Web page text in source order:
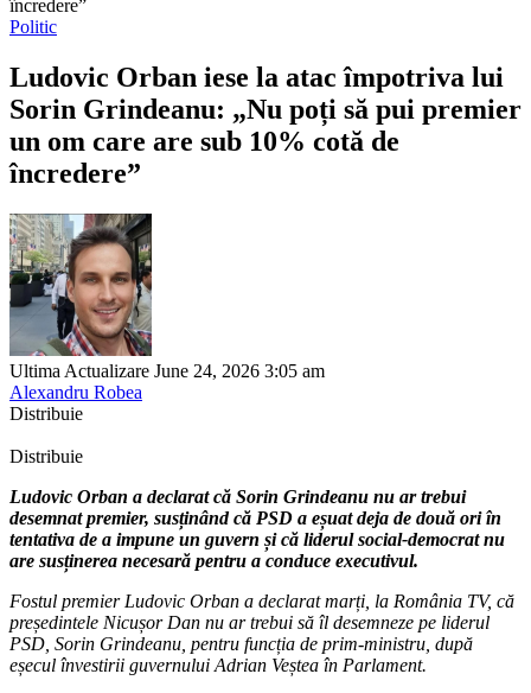
încredere”
Politic
Ludovic Orban iese la atac împotriva lui
Sorin Grindeanu: „Nu poți să pui premier
un om care are sub 10% cotă de
încredere”
Ultima Actualizare June 24, 2026 3:05 am
Alexandru Robea
Distribuie
Distribuie
Ludovic Orban a declarat că Sorin Grindeanu nu ar trebui
desemnat premier, susținând că PSD a eșuat deja de două ori în
tentativa de a impune un guvern și că liderul social-democrat nu
are susținerea necesară pentru a conduce executivul.
Fostul premier Ludovic Orban a declarat marți, la România TV, că
președintele Nicușor Dan nu ar trebui să îl desemneze pe liderul
PSD, Sorin Grindeanu, pentru funcția de prim-ministru, după
eșecul învestirii guvernului Adrian Veștea în Parlament.